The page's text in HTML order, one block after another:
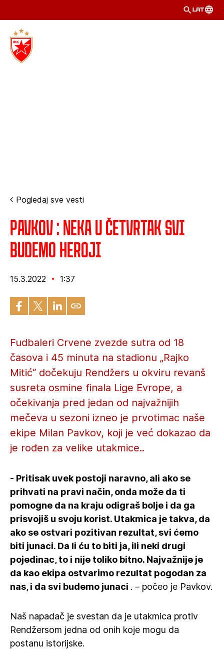
LAT
Pogledaj sve vesti
Pavkov : Neka u četvrtak svi
budemo heroji
15.3.2022 1:37
Fudbaleri Crvene zvezde sutra od 18
časova i 45 minuta na stadionu „Rajko
Mitić“ dočekuju Rendžers u okviru revanš
susreta osmine finala Lige Evrope, a
očekivanja pred jedan od najvažnijih
mečeva u sezoni izneo je prvotimac naše
ekipe Milan Pavkov, koji je već dokazao da
je rođen za velike utakmice..
- Pritisak uvek postoji naravno, ali ako se
prihvati na pravi način, onda može da ti
pomogne da na kraju odigraš bolje i da ga
prisvojiš u svoju korist. Utakmica je takva, da
ako se ostvari pozitivan rezultat, svi ćemo
biti junaci. Da li ću to biti ja, ili neki drugi
pojedinac, to i nije toliko bitno. Najvažnije je
da kao ekipa ostvarimo rezultat pogodan za
nas, i da svi budemo junaci . – počeo je Pavkov.
Naš napadač je svestan da je utakmica protiv
Rendžersom jedna od onih koje mogu da
postanu istorijske.